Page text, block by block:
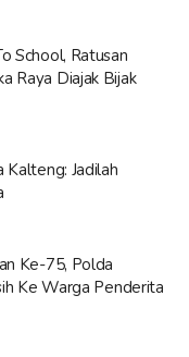
School, Ratusan
Raya Diajak Bijak
Jadilah
Ke-75, Polda
Ke Warga Penderita